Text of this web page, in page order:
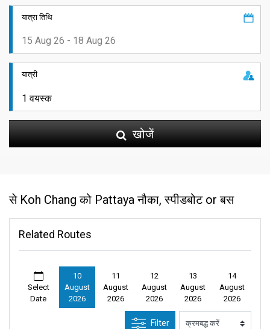
यात्रा तिथि
यात्री
खोजें
से Koh Chang को Pattaya नौका, स्पीडबोट or बस
Related Routes
Select
Date
10
August
2026
11
August
2026
12
August
2026
13
August
2026
14
August
2026
Filter